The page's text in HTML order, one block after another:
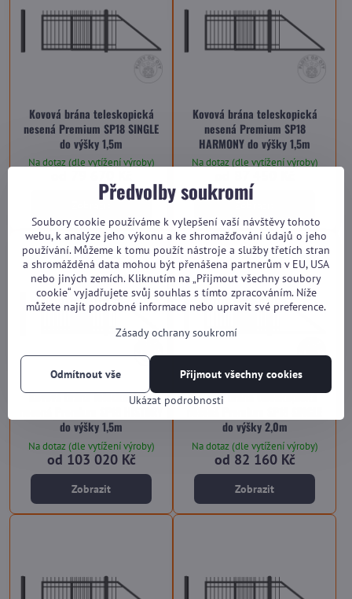
Kovová brána teleskopická
nesená Premium SP18 SINGLE
do výšky 1,5m
Na dotaz (dle vytížení výroby)
Kovová brána teleskopická
nesená Premium SP18
HARMONY do výšky 1,5m
Na dotaz (dle vytížení výroby)
Kovová brána teleskopická
do výšky 1,5m
Na dotaz (dle vytížení výroby)
od 103 020 Kč
Zobrazit
Kovová brána teleskopická
do výšky 2,0m
Na dotaz (dle vytížení výroby)
od 82 160 Kč
Zobrazit
Předvolby soukromí
Soubory cookie používáme k vylepšení vaší návštěvy tohoto
webu, k analýze jeho výkonu a ke shromažďování údajů o jeho
používání. Můžeme k tomu použít nástroje a služby třetích stran
a shromážděná data mohou být přenášena partnerům v EU, USA
nebo jiných zemích. Kliknutím na „Přijmout všechny soubory
cookie“ vyjadřujete svůj souhlas s tímto zpracováním. Níže
můžete najít podrobné informace nebo upravit své preference.
Zásady ochrany soukromí
Ukázat podrobnosti
Přijmout všechny cookies
Odmítnout vše